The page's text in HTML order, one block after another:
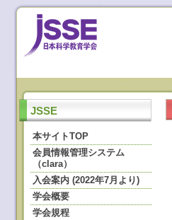
JSSE
本サイトTOP
会員情報管理システム
（clara）
入会案内 (2022年7月より)
学会概要
学会規程